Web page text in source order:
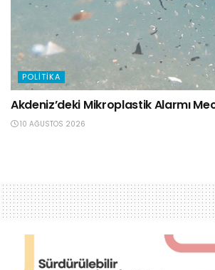
POLITIKA
Akdeniz’deki Mikroplastik Alarmı
10 AĞUSTOS 2026